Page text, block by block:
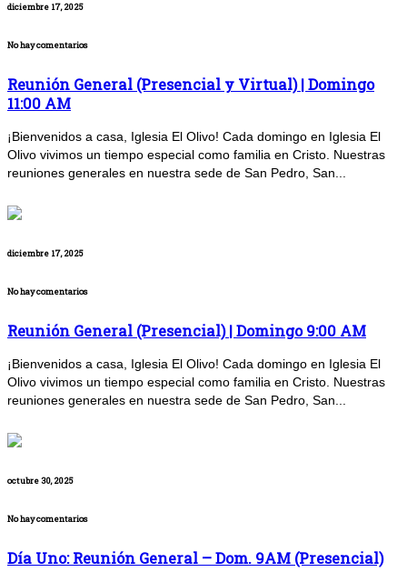
diciembre 17, 2025
No hay comentarios
Reunión General (Presencial y Virtual) | Domingo
11:00 AM
¡Bienvenidos a casa, Iglesia El Olivo! Cada domingo en Iglesia El
Olivo vivimos un tiempo especial como familia en Cristo. Nuestras
reuniones generales en nuestra sede de San Pedro, San...
diciembre 17, 2025
No hay comentarios
Reunión General (Presencial) | Domingo 9:00 AM
¡Bienvenidos a casa, Iglesia El Olivo! Cada domingo en Iglesia El
Olivo vivimos un tiempo especial como familia en Cristo. Nuestras
reuniones generales en nuestra sede de San Pedro, San...
octubre 30, 2025
No hay comentarios
Día Uno: Reunión General – Dom. 9AM (Presencial)